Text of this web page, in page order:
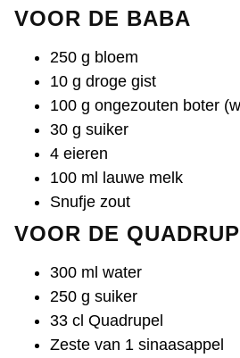
VOOR DE BABA
250 g bloem
10 g droge gist
100 g ongezouten boter
30 g suiker
4 eieren
100 ml lauwe melk
Snufje zout
VOOR DE
300 ml water
250 g suiker
33 cl Quadrupel
Zeste van 1 sinaasappel